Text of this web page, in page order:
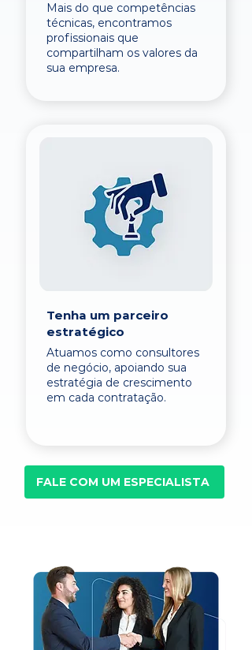
Mais do que competências
técnicas, encontramos
profissionais que
compartilham os valores da
sua empresa.
Tenha um parceiro
estratégico
Atuamos como consultores
de negócio, apoiando sua
estratégia de crescimento
em cada contratação.
FALE COM UM ESPECIALISTA